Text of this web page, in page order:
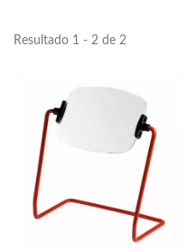
Resultado 1 - 2 de 2